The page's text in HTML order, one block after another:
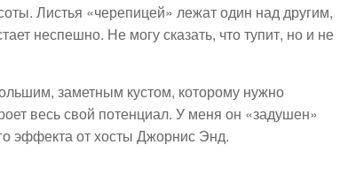
Листья «черепицей» лежат один над другим,
неспешно. Не могу сказать, что тупит, но и не
заметным кустом, которому нужно
весь свой потенциал. У меня он «задушен»
эффекта от хосты Джорнис Энд.